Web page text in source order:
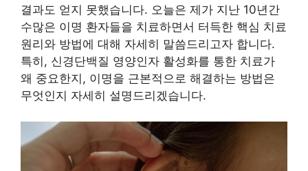
결과도 얻지 못했습니다. 오늘은 제가 지난 10년간
수많은 이명 환자들을 치료하면서 터득한 핵심 치료
원리와 방법에 대해 자세히 말씀드리고자 합니다.
특히, 신경단백질 영양인자 활성화를 통한 치료가
왜 중요한지, 이명을 근본적으로 해결하는 방법은
무엇인지 자세히 설명드리겠습니다.